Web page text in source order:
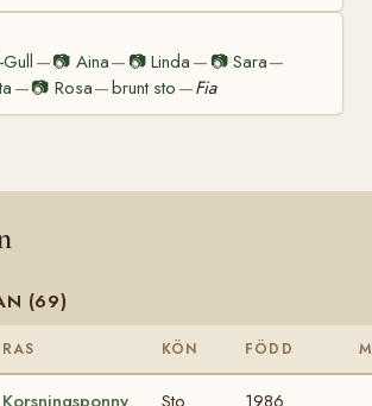
Gull —📷 Aina— 📷Linda — 📷 Sara—
—📷 Rosa—brunt sto —Fia
(69)
RAS KÖN FÖDD
Korsningsponny Sto 1986